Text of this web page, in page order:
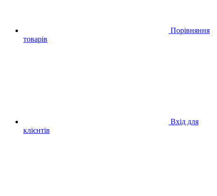
Порівняння
товарів
Вхід для
клієнтів